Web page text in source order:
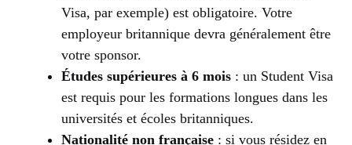
Visa, par exemple) est obligatoire. Votre
employeur britannique devra généralement être
votre sponsor.
Études supérieures à 6 mois : un Student Visa
est requis pour les formations longues dans les
universités et écoles britanniques.
Nationalité non française : si vous résidez en